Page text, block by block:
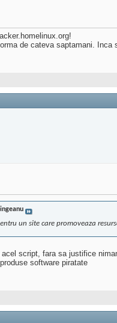
de cateva saptamani.
un site care promoveaza
script, fara sa justifice
software piratate